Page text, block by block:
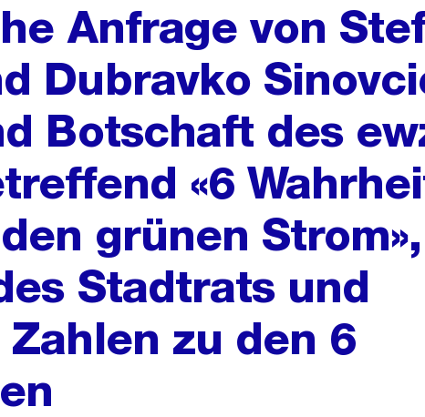
Anfrage von
Dubravko
Botschaft des
«6
grünen Strom»,
Stadtrats und
zu den 6